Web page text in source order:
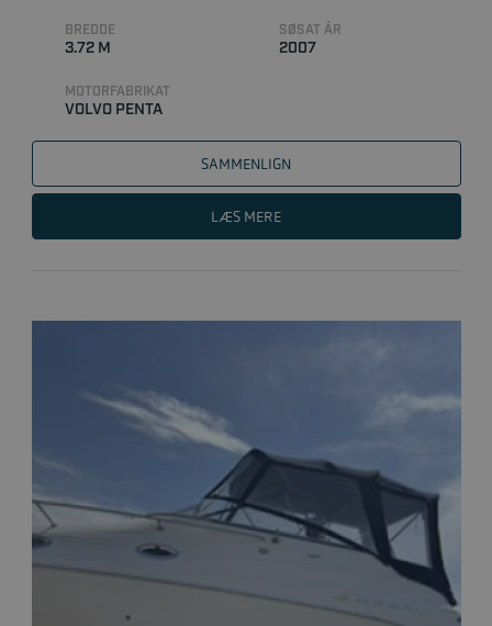
BREDDE
3.72 M
SØSAT ÅR
2007
MOTORFABRIKAT
VOLVO PENTA
SAMMENLIGN
LÆS MERE